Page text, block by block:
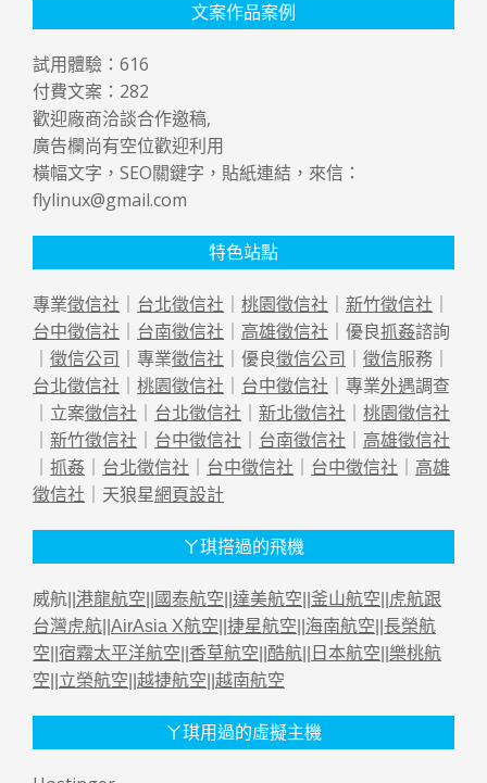
文案作品案例
試用體驗： 616
付費文案： 282
歡迎廠商洽談合作邀稿,
廣告欄尚有空位歡迎利用
橫幅文字，SEO關鍵字，貼紙連結，來信：
flylinux@gmail.com
特色站點
專業徵信社 ｜ 台北徵信社 ｜ 桃園徵信社 ｜ 新竹徵信社 ｜
台中徵信社 ｜ 台南徵信社 ｜ 高雄徵信社 ｜優良抓姦諮詢
｜ 徵信公司 ｜專業徵信社 ｜優良徵信公司 ｜ 徵信服務｜
台北徵信社 ｜ 桃園徵信社 ｜ 台中徵信社 ｜專業外遇調查
｜立案徵信社 ｜ 台北徵信社 ｜ 新北徵信社 ｜ 桃園徵信社
｜ 新竹徵信社 ｜ 台中徵信社 ｜ 台南徵信社 ｜ 高雄徵信社
｜ 抓姦 ｜ 台北徵信社 ｜ 台中徵信社 ｜ 台中徵信社 ｜ 高雄
徵信社 ｜天狼星網頁設計
ㄚ琪搭過的飛機
威航|| 港龍航空 國泰航空 達美航空 釜山航空
虎航跟
台灣虎航 AirAsia X航空 捷星航空 海南航空 長榮航
空 宿霧太平洋航空 香草航空 酷航 日本航空 樂桃航
空 立榮航空 越捷航空 越南航空
ㄚ琪用過的虛擬主機